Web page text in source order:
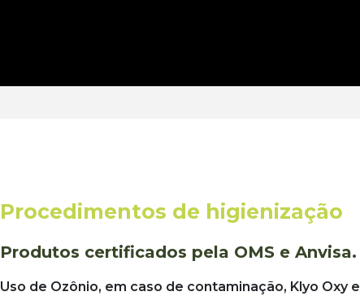
Procedimentos de higienização
Produtos certificados pela OMS e Anvisa.
Uso de Ozônio, em caso de contaminação, Klyo Oxy e